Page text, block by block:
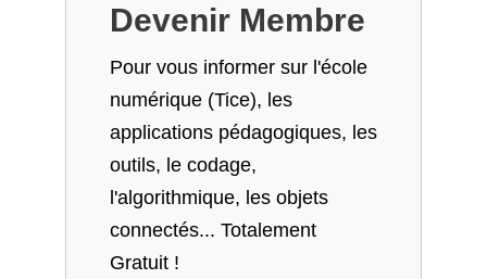
Devenir Membre
Pour vous informer sur l'école
numérique (Tice), les
applications pédagogiques, les
outils, le codage,
l'algorithmique, les objets
connectés... Totalement
Gratuit !